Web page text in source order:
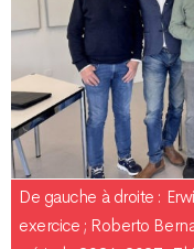
De gauche à droite :
exercice ; Roberto